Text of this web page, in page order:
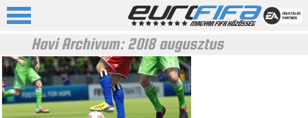
Havi Archívum:2018 augusztus